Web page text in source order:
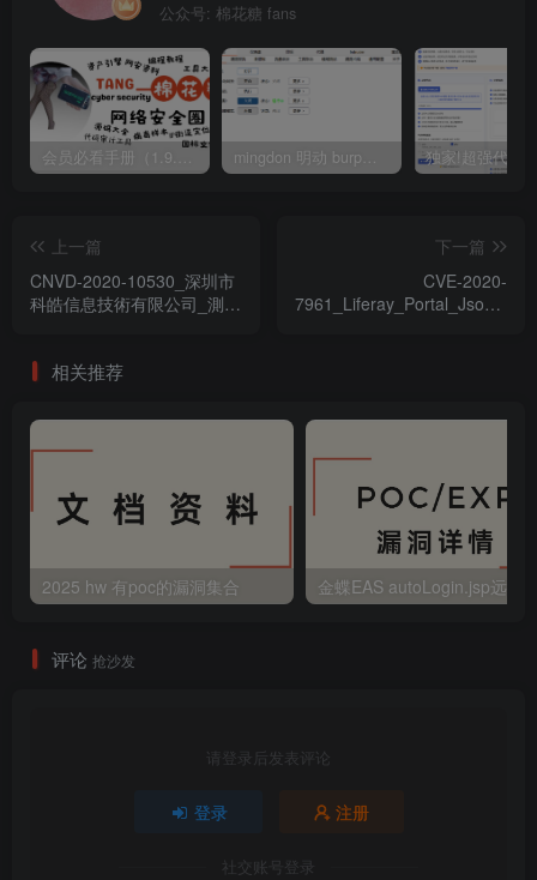
公众号: 棉花糖 fans
会员必看手册（1.9.0版本 26.4.5更新） mingdon 明动 burp插件0.2.6版本 本地时间校验去除版
上一篇
CNVD-2020-10530_深圳市
科皓信息技術有限公司_測站
下一篇
CVE-2020-
相关推荐
2025 hw 有poc的漏洞集合
评论 抢沙发
请登录后发表评论
登录 注册
社交账号登录